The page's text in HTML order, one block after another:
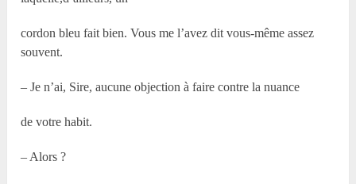
cordon bleu fait bien. Vous me l’avez dit vous-même assez
souvent.
– Je n’ai, Sire, aucune objection à faire contre la nuance
de votre habit.
– Alors ?